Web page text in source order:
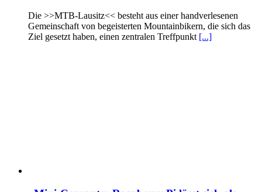
Die >>MTB-Lausitz<< besteht aus einer handverlesenen
Gemeinschaft von begeisterten Mountainbikern, die sich das
Ziel gesetzt haben, einen zentralen Treffpunkt [...]